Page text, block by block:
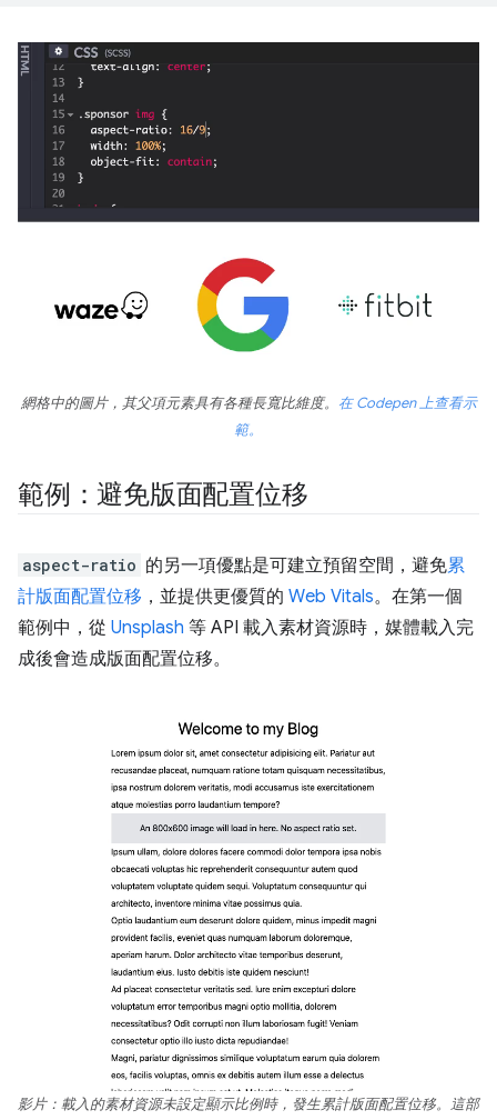
網格中的圖片，其父項元素具有各種長寬比維度。 在 Codepen 上查看示
範。
範例：避免版面配置位移
aspect-ratio 的另一項優點是可建立預留空間，避免累
計版面配置位移 ，並提供更優質的 Web Vitals。在第一個
範例中，從 Unsplash 等 API 載入素材資源時，媒體載入完
成後會造成版面配置位移。
影片：載入的素材資源未設定顯示比例時，發生累計版面配置位移。這部